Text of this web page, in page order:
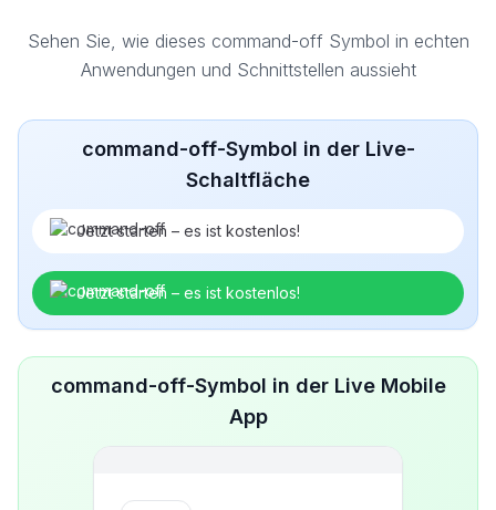
Sehen Sie, wie dieses command-off Symbol in echten
Anwendungen und Schnittstellen aussieht
command-off-Symbol in der Live-
Schaltfläche
Jetzt starten – es ist kostenlos!
Jetzt starten – es ist kostenlos!
command-off-Symbol in der Live Mobile
App